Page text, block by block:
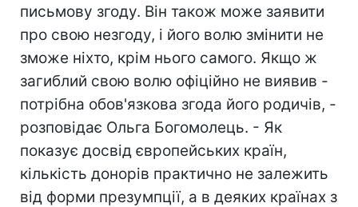
письмову згоду. Він також може заявити
про свою незгоду, і його волю змінити не
зможе ніхто, крім нього самого. Якщо ж
загиблий свою волю офіційно не виявив -
потрібна обов'язкова згода його родичів, -
розповідає Ольга Богомолець. - Як
показує досвід європейських країн,
кількість донорів практично не залежить
від форми презумпції, а в деяких країнах з